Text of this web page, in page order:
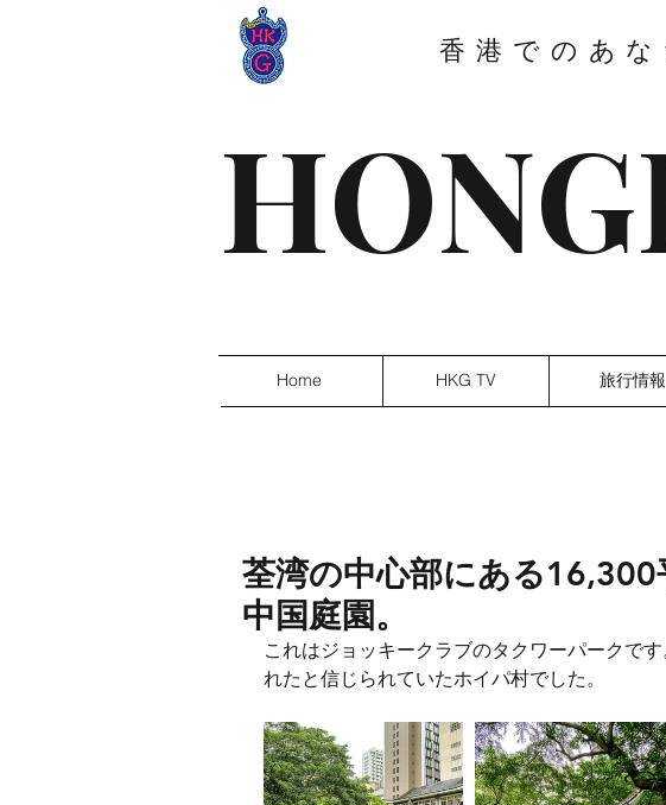
香港でのあ
Home HKG TV 旅行情報
荃湾の中心部にある
中国庭園。
これはジョッキークラブのタクワーパークで
れたと信じられていたホイパ村でした。